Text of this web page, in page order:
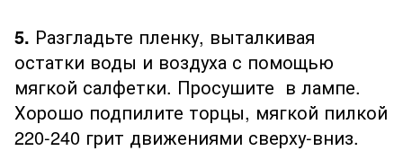
5. Разгладьте пленку, выталкивая
остатки воды и воздуха с помощью
мягкой салфетки. Просушите в лампе.
Хорошо подпилите торцы, мягкой пилкой
220-240 грит движениями сверху-вниз.